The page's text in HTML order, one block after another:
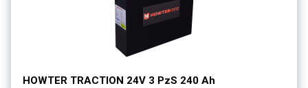
HOWTER TRACTION 24V 3 PzS 240 Ah